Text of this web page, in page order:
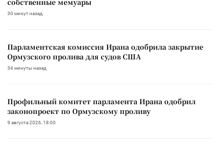
30 минут назад
Парламентская комиссия Ирана одобрила закрытие
Ормузского пролива для судов США
34 минуты назад
Профильный комитет парламента Ирана одобрил
законопроект по Ормузскому проливу
9 августа 2026, 18:00